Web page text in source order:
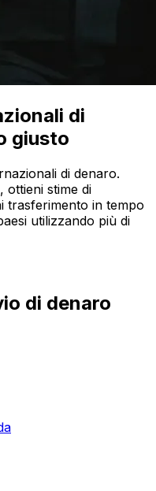
di
giusto
di denaro.
ottieni stime di
trasferimento in tempo
utilizzando più di
di denaro